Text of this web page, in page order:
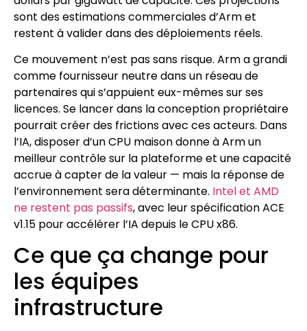
sont des estimations commerciales d’Arm et
restent à valider dans des déploiements réels.
Ce mouvement n’est pas sans risque. Arm a grandi
comme fournisseur neutre dans un réseau de
partenaires qui s’appuient eux-mêmes sur ses
licences. Se lancer dans la conception propriétaire
pourrait créer des frictions avec ces acteurs. Dans
l’IA, disposer d’un CPU maison donne à Arm un
meilleur contrôle sur la plateforme et une capacité
accrue à capter de la valeur — mais la réponse de
l’environnement sera déterminante. Intel et AMD
ne restent pas passifs, avec leur spécification ACE
v1.15 pour accélérer l’IA depuis le CPU x86.
Ce que ça change pour
les équipes
infrastructure